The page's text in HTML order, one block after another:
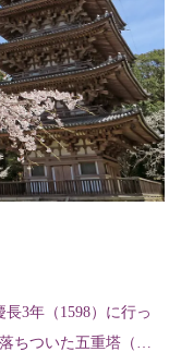
3年（1598）に行っ
ちついた五重塔（国